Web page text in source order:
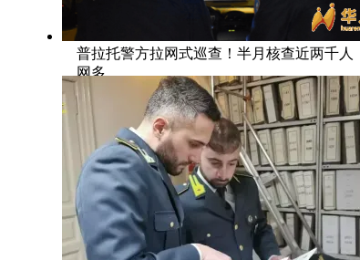
普拉托警方拉网式巡查！半月核查近两千人
网多